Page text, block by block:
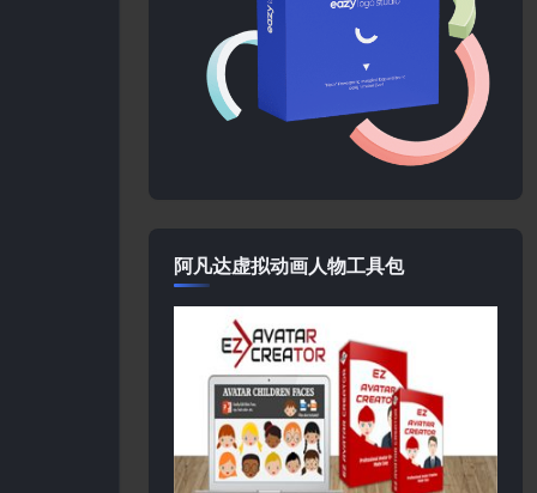
阿凡达虚拟动画人物工具包